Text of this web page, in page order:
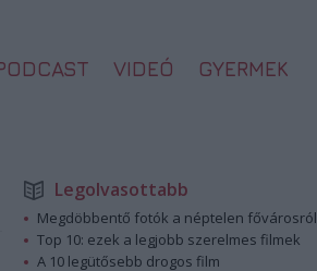
VIDEÓ GYERMEK
Legolvasottabb
Megdöbbentő fotók a néptelen fővárosról
Top 10: ezek a legjobb szerelmes filmek
A 10 legütősebb drogos film